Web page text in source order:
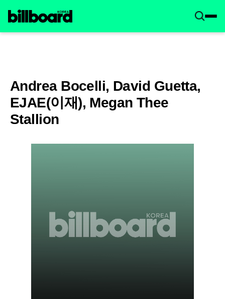
Andrea Bocelli, David Guetta,
EJAE(이재), Megan Thee
Stallion